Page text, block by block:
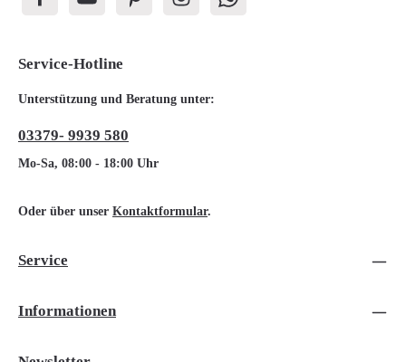
Service-Hotline
Unterstützung und Beratung unter:
03379- 9939 580
Mo-Sa, 08:00 - 18:00 Uhr
Oder über unser Kontaktformular.
Service
Informationen